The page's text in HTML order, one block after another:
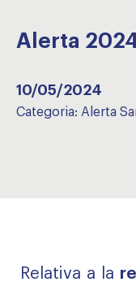
Alerta
10/05/2024
Categoria: Alerta
Relativa a la